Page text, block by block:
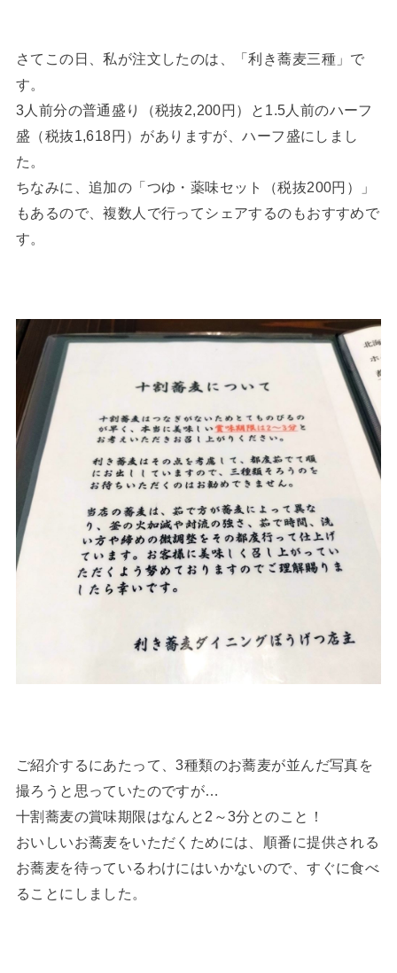
さてこの日、私が注文したのは、「利き蕎麦三種」で
す。
3人前分の普通盛り（税抜2,200円）と1.5人前のハーフ
盛（税抜1,618円）がありますが、ハーフ盛にしまし
た。
ちなみに、追加の「つゆ・薬味セット（税抜200円）」
もあるので、複数人で行ってシェアするのもおすすめで
す。
ご紹介するにあたって、3種類のお蕎麦が並んだ写真を
撮ろうと思っていたのですが…
十割蕎麦の賞味期限はなんと2～3分とのこと！
おいしいお蕎麦をいただくためには、順番に提供される
お蕎麦を待っているわけにはいかないので、すぐに食べ
ることにしました。